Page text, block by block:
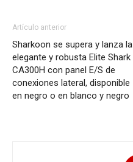
Artículo anterior
Sharkoon se supera y lanza la
elegante y robusta Elite Shark
CA300H con panel E/S de
conexiones lateral, disponible
en negro o en blanco y negro